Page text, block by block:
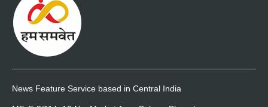
News Feature Service based in Central India